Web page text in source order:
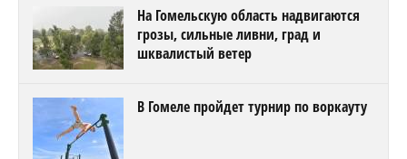
На Гомельскую область надвигаются
грозы, сильные ливни, град и
шквалистый ветер
В Гомеле пройдет турнир по воркауту